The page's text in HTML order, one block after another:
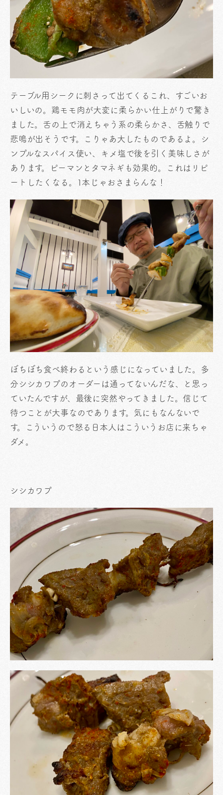
テーブル用シークに刺さって出てくるこれ、すごいお
いしいの。鶏モモ肉が大変に柔らかい仕上がりで驚き
ました。舌の上で消えちゃう系の柔らかさ、舌触りで
悲鳴が出そうです。こりゃあ大したものであるよ。シ
ンプルなスパイス使い、キメ塩で後を引く美味しさが
あります。ピーマンとタマネギも効果的。これはリピ
ートしたくなる。1本じゃおさまらんな！
ぼちぼち食べ終わるという感じになっていました。多
分シシカワプのオーダーは通ってないんだな、と思っ
ていたんですが、最後に突然やってきました。信じて
待つことが大事なのであります。気にもなんないで
す。こういうので怒る日本人はこういうお店に来ちゃ
ダメ。
シシカワプ